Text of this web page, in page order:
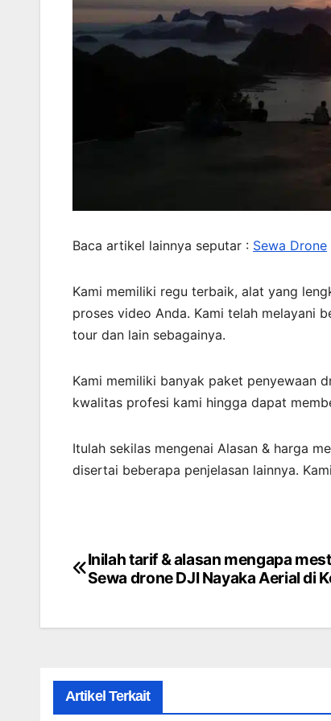
Baca artikel lainnya seputar : Sewa Drone
Kami memiliki regu terbaik, alat yang
proses video Anda. Kami telah melayani
tour dan lain sebagainya.
Kami memiliki banyak paket penyewaan
kwalitas profesi kami hingga dapat
Itulah sekilas mengenai Alasan & harga
disertai beberapa penjelasan lainnya.
Post
Inilah tarif & alasan mengapa
Sewa drone DJI Nayaka Aerial di
Artikel Terkait